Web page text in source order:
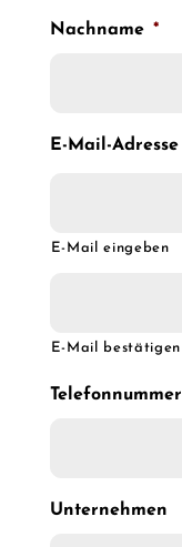
Nachname *
E-Mail-Adresse
E-Mail eingeben
E-Mail bestätigen
Telefonnummer
Unternehmen